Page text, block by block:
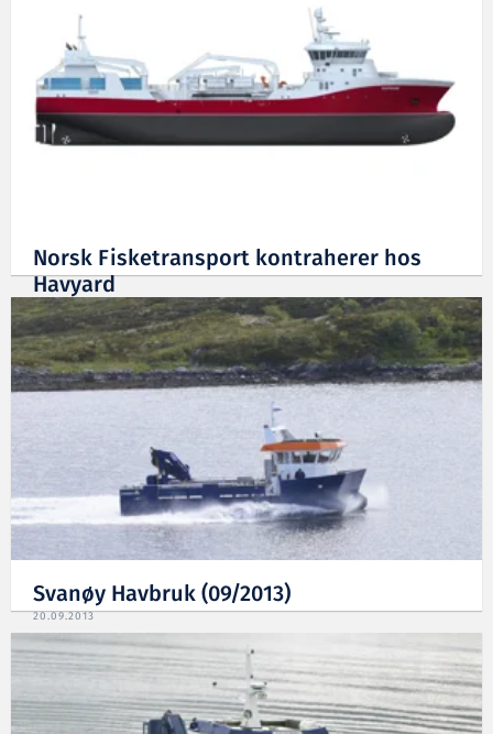
Norsk Fisketransport kontraherer hos
Havyard
17.12.2013
Svanøy Havbruk (09/2013)
20.09.2013